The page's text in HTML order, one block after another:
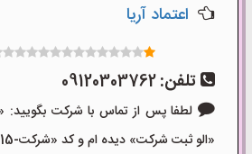
اعتماد آریا
تلفن:09120303762
لطفا پس از تماس با شرکت بگویید:
«الو ثبت شرکت» دیده ام و کد «شرکت-15» را اعلام کنید»